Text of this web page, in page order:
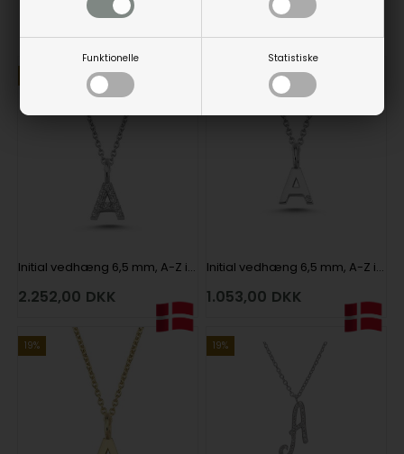
Funktionelle Statistiske
Smykker til din inspiration
Initial vedhæng 6,5 mm, A-Z i 14 karat hvidguld med brillanter kvalitet wesselton SI
2.252,00 DKK
Initial vedhæng 6,5 mm, A-Z i 14 karat hvidguld med brillant kvalitet wesselton SI
1.053,00 DKK
19% 19%